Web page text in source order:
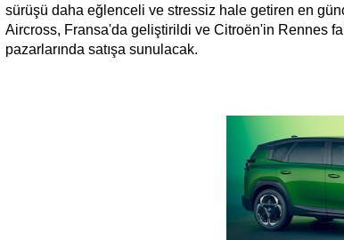
sürüşü daha eğlenceli ve stressiz hale getiren en
Aircross, Fransa'da geliştirildi ve Citroën'in Rennes
pazarlarında satışa sunulacak.